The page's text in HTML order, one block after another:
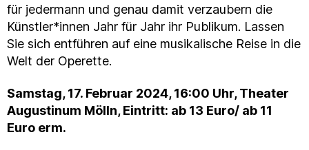
für jedermann und genau damit verzaubern die
Künstler*innen Jahr für Jahr ihr Publikum. Lassen
Sie sich entführen auf eine musikalische Reise in die
Welt der Operette.
Samstag, 17. Februar 2024, 16:00 Uhr, Theater
Augustinum Mölln, Eintritt: ab 13 Euro/ ab 11
Euro erm.